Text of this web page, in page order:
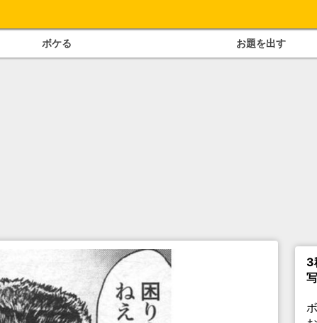
ボケる お題を出す
3